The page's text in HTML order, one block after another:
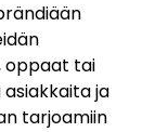
oppaat tai
ja
tarjoamiin